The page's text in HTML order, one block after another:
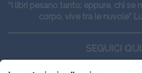
“I libri pesano tanto: eppure, chi se
corpo, vive tra le nuvole”
SEGUICI